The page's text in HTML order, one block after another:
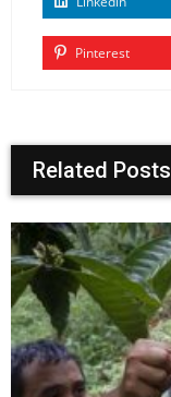
Pinterest
Related Posts